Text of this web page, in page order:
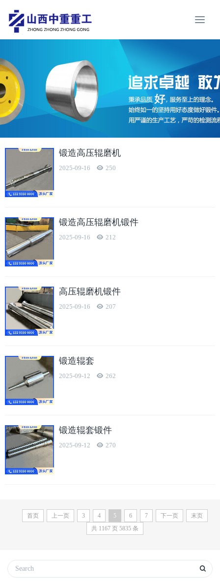
锻造高压辊磨机
2025-09-16 250
锻造高压辊磨机锻件
2025-09-16 212
高压辊磨机锻件
2025-09-16 207
锻造辊套
2025-09-12 262
锻造辊套锻件
2025-09-12 270
首页 上一页 3 4 5 6 7 下一页
末页
共 1167 页 5835 条